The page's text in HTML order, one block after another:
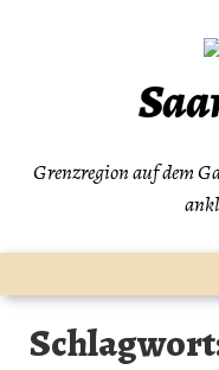
Grenzregion auf dem